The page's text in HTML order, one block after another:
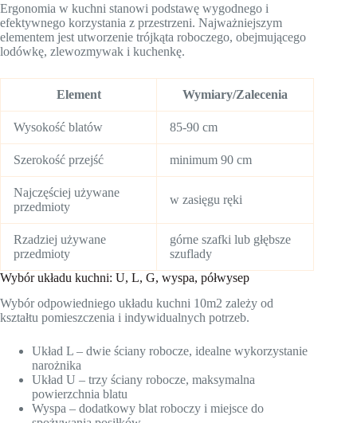
Ergonomia w kuchni stanowi podstawę wygodnego i
efektywnego korzystania z przestrzeni. Najważniejszym
elementem jest utworzenie trójkąta roboczego, obejmującego
lodówkę, zlewozmywak i kuchenkę.
Element Wymiary/Zalecenia
Wysokość blatów 85-90 cm
Szerokość przejść minimum 90 cm
Najczęściej używane
przedmioty
w zasięgu ręki
Rzadziej używane
przedmioty
górne szafki lub głębsze
szuflady
Wybór układu kuchni: U, L, G, wyspa, półwysep
Wybór odpowiedniego układu kuchni 10m2 zależy od
kształtu pomieszczenia i indywidualnych potrzeb.
Układ L – dwie ściany robocze, idealne wykorzystanie
narożnika
Układ U – trzy ściany robocze, maksymalna
powierzchnia blatu
Wyspa – dodatkowy blat roboczy i miejsce do